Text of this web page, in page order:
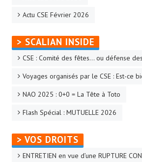
La CFTC Chez SCALIAN
> La Team en action
- Via l'Intranet SCALIAN
Actu CSE Février 2026
> SCALIAN INSIDE
CSE : Comité des fêtes… ou défense
Voyages organisés par le CSE : Est-ce
NAO 2025 : 0+0 = La Tête à Toto
Flash Spécial : MUTUELLE 2026
> VOS DROITS
ENTRETIEN en vue d’une RUPTURE